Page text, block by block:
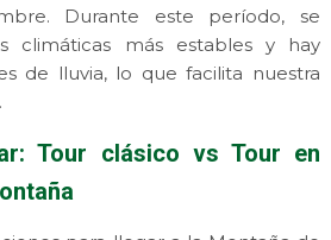
Durante este período, se
climáticas más estables y hay
de lluvia, lo que facilita nuestra
Tour clásico vs Tour en